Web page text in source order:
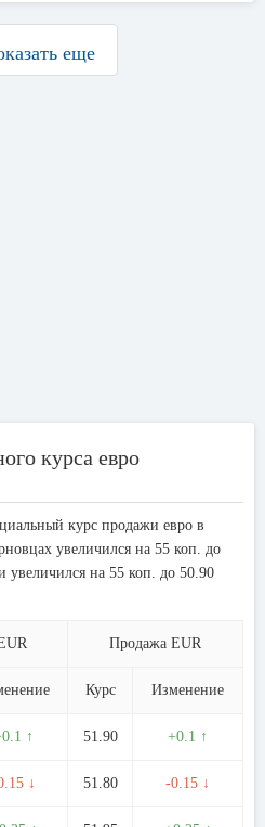
еще
курса евро
курс продажи евро в
увеличился на 55 коп. до
на 55 коп. до 50.90
Продажа EUR
Курс Изменение
↑ 51.90 +0.1 ↑
↓ 51.80 -0.15 ↓